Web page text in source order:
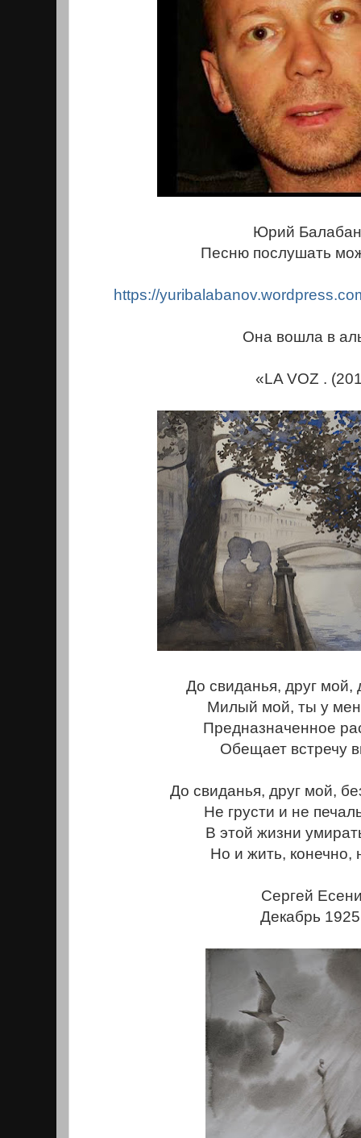
Юрий
Песню послушать
https://yuribalabanov.
Она вошла в
«LA VOZ .
До свиданья, друг мой,
Милый мой, ты у
Предназначенное
Обещает встречу
До свиданья, друг мой,
Не грусти и не
В этой жизни
Но и жить, конечно,
Сергей
Декабрь